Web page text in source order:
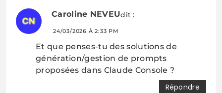
Caroline NEVEUdit :
24/03/2026 À 2:33 PM
Et que penses-tu des solutions de
génération/gestion de prompts
proposées dans Claude Console ?
Répondre